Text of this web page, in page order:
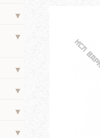
▼
▼
▼
▼
▼
▼